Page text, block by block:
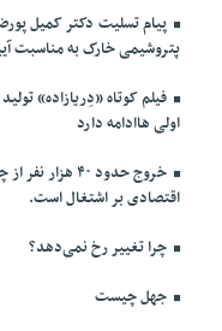
پیام تسلیت دکتر کمیل
پتروشیمی خارک به مناسبت
فیلم کوتاه «دِریازاده»
اولی هاادامه دارد
خروج حدود ۴۰
اقتصادی بر اشتغال است.
چرا تغییر رخ نمی‌دهد؟
جهل چیست